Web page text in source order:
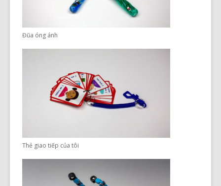
Đũa óng ánh
Thẻ giao tiếp của tôi